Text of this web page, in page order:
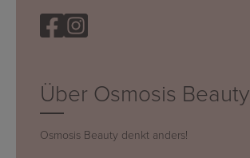
Über Osmosis Beauty
Osmosis Beauty denkt anders!